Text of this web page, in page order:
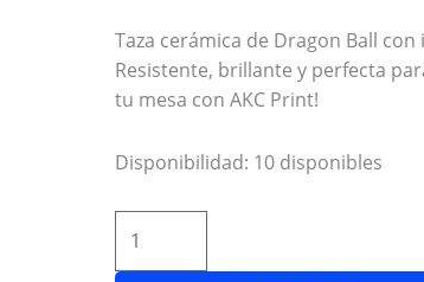
Taza cerámica de Dragon Ball
Resistente, brillante y perfecta
tu mesa con AKC Print!
Disponibilidad: 10 disponibles